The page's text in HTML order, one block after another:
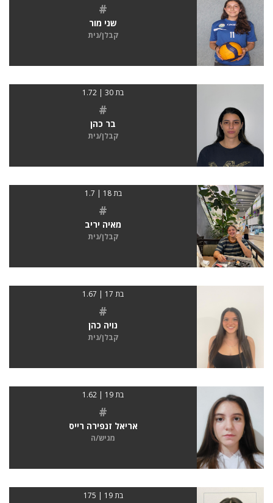
#
שני מור
קבלן/נית
בת 30 | 1.72
#
בר כהן
קבלן/נית
בת 18 | 1.7
#
מאיה יריב
קבלן/נית
בת 17 | 1.67
#
נויה כהן
קבלן/נית
בת 19 | 1.62
#
אריאל זנפירה רייס
מגיש/ה
בת 19 | 175